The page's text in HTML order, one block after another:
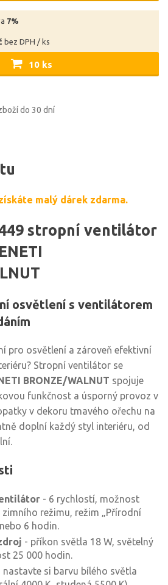
7%
bez DPH / ks
10 ks
do 30 dní
malý dárek zdarma.
stropní ventilátor
osvětlení s ventilátorem
pro osvětlení a zároveň efektivní
Stropní ventilátor se
BRONZE/WALNUT spojuje
funkčnost a úsporný provoz v
v dekoru tmavého ořechu na
doplní každý styl interiéru, od
- 6 rychlostí, možnost
režimu, režim „Přírodní
6 hodin.
- příkon světla 18 W, světelný
25 000 hodin.
nastavte si barvu bílého světla